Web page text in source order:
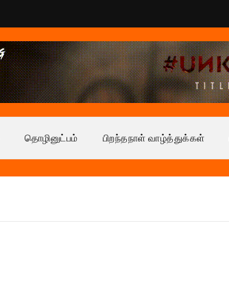
தொழினுட்பம் பிறந்தநாள் வாழ்த்துக்கள்